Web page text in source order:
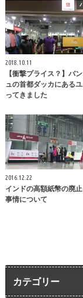
2018.10.11
【衝撃プライス？】バ
ュの首都ダッカにある
ってきました
2016.12.22
インドの高額紙幣の廃
事情について
カテゴリー